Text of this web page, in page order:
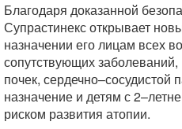
Благодаря доказанной
Супрастинекс открывает
назначении его лицам всех
сопутствующих
почек, сердечно–сосудистой
назначение и детям с
риском развития атопии.